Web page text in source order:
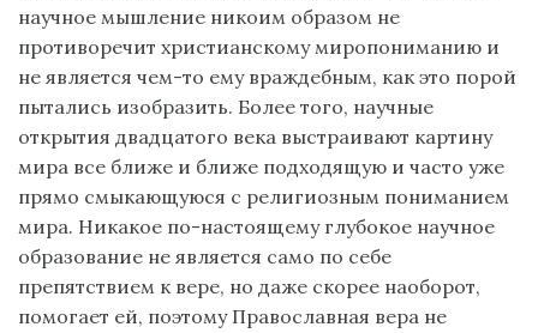
научное мышление никоим образом не
противоречит христианскому миропониманию и
не является чем-то ему враждебным, как это порой
пытались изобразить. Более того, научные
открытия двадцатого века выстраивают картину
мира все ближе и ближе подходящую и часто уже
прямо смыкающуюся с религиозным пониманием
мира. Никакое по-настоящему глубокое научное
образование не является само по себе
препятствием к вере, но даже скорее наоборот,
помогает ей, поэтому Православная вера не